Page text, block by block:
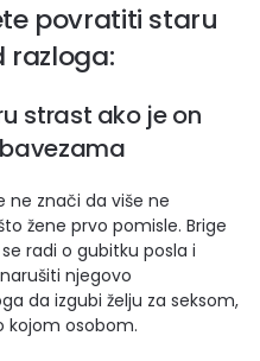
povratiti staru
razloga:
strast ako je on
ne znači da više ne
žene prvo pomisle. Brige
radi o gubitku posla i
njegovo
da izgubi želju za seksom,
kojom osobom.